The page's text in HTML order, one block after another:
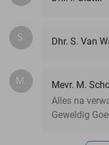
S. Dhr. S. Van
M.
Mevr. M.
Alles na
Geweldig